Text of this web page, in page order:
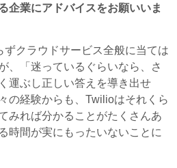
企業にアドバイスをお願いいま
ずクラウドサービス全般に当ては
、「迷っているぐらいなら、さ
運ぶし正しい答えを導き出せ
の経験からも、Twilioはそれくら
みれば分かることがたくさんあ
時間が実にもったいないことに